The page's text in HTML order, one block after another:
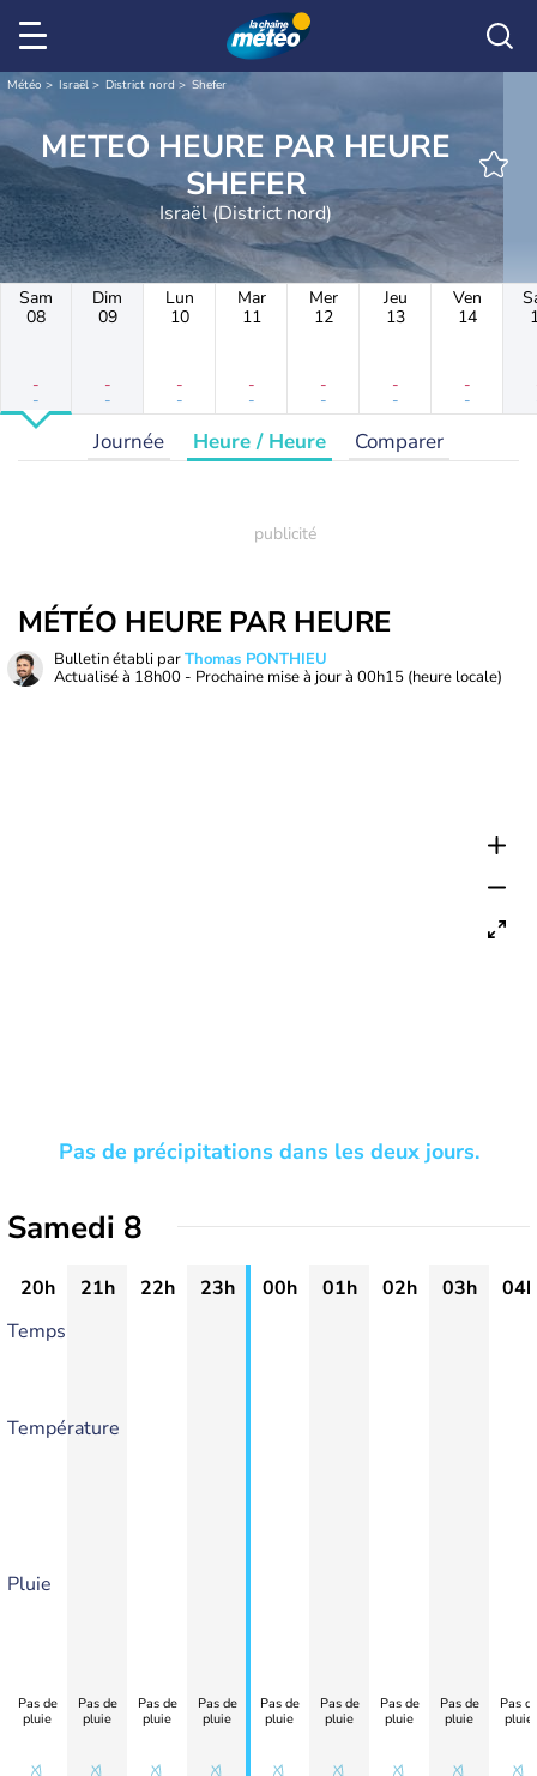
Météo Israël District nord Shefer
METEO HEURE PAR HEURE
SHEFER
Israël (District nord)
Sam
08
-
-
Dim
09
-
-
Lun
10
-
-
Mar
11
-
-
Mer
12
-
-
Jeu
13
-
-
Ven
14
-
-
Journée Heure / Heure Comparer
MÉTÉO HEURE PAR HEURE
Bulletin établi parThomas PONTHIEU
Actualisé à 18h00 - Prochaine mise à jour à 00h15 (heure locale)
Pas de précipitations dans les deux jours.
Samedi 8
20h 21h 22h 23h 00h 01h 02h 03h
04h
Temps
Température
Pluie
Pas de
pluie
Pas de
pluie
Pas de
pluie
Pas de
pluie
Pas de
pluie
Pas de
pluie
Pas de
pluie
Pas de
pluie
Pas
pluie